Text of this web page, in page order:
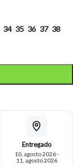
34 35 36 37 38
Entregado
10, agosto 2026 -
11, agosto 2026